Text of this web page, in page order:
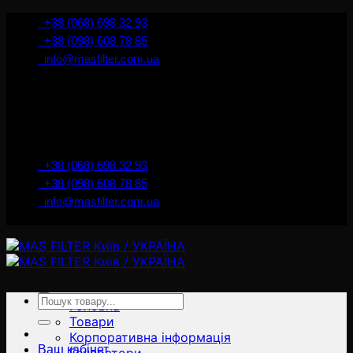
İçeriğe+38 (068) 698 32 93
+38 (098) 608 78 85
info@masfilter.com.ua
+38 (068) 698 32 93
+38 (098) 608 78 85
info@masfilter.com.ua
Головна
Товари
Корпоративна інформація
Ara:
Ваш кабінет